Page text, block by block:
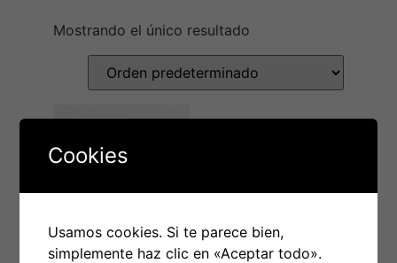
Mostrando el único resultado
Cookies
Usamos cookies. Si te parece bien,
simplemente haz clic en «Aceptar todo».